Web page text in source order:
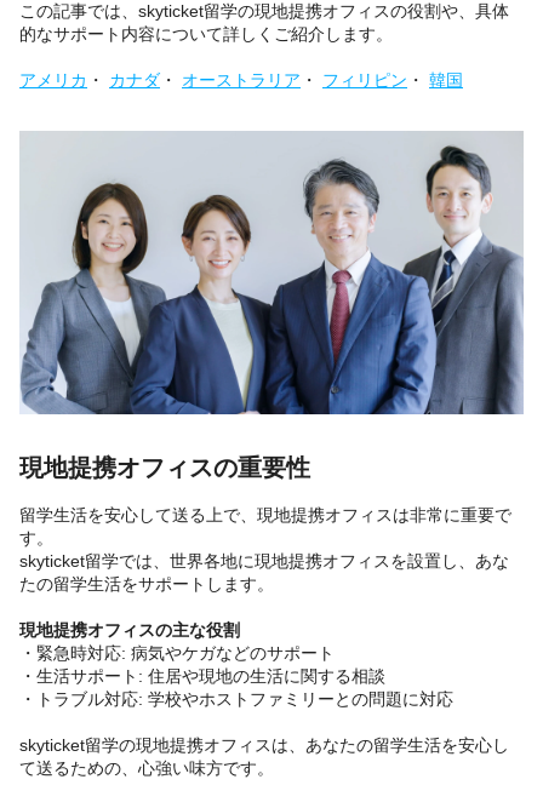
この記事では、skyticket留学の現地提携オフィスの役割や、具体
的なサポート内容について詳しくご紹介します。
アメリカ ・ カナダ ・ オーストラリア ・ フィリピン ・ 韓国
現地提携オフィスの重要性
留学生活を安心して送る上で、現地提携オフィスは非常に重要で
す。
skyticket留学では、世界各地に現地提携オフィスを設置し、あな
たの留学生活をサポートします。
現地提携オフィスの主な役割
・緊急時対応: 病気やケガなどのサポート
・生活サポート: 住居や現地の生活に関する相談
・トラブル対応: 学校やホストファミリーとの問題に対応
skyticket留学の現地提携オフィスは、あなたの留学生活を安心し
て送るための、心強い味方です。